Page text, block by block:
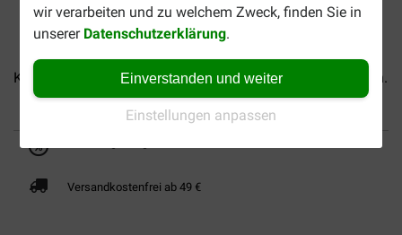
wir verarbeiten und zu welchem Zweck, finden Sie in
unserer Datenschutzerklärung.
Einverstanden und weiter
Einstellungen anpassen
Kasper Faunafood Bantam... Kasper Faunafood Chicken...
Versandkostenfrei ab 49 €